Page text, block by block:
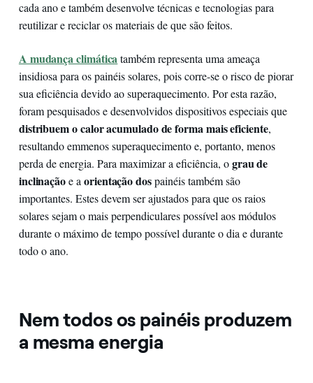
cada ano e também desenvolve técnicas e tecnologias para
reutilizar e reciclar os materiais de que são feitos.
A mudança climáticatambém representa uma ameaça
insidiosa para os painéis solares, pois corre-se o risco de piorar
sua eficiência devido ao superaquecimento. Por esta razão,
foram pesquisados e desenvolvidos dispositivos especiais que
distribuem o calor acumulado de forma mais eficiente,
resultando emmenos superaquecimento e, portanto, menos
perda de energia. Para maximizar a eficiência, ograu de
inclinaçãoe a orientação dospainéis também são
importantes. Estes devem ser ajustados para que os raios
solares sejam o mais perpendiculares possível aos módulos
durante o máximo de tempo possível durante o dia e durante
todo o ano.
Nem todos os painéis produzem
a mesma energia